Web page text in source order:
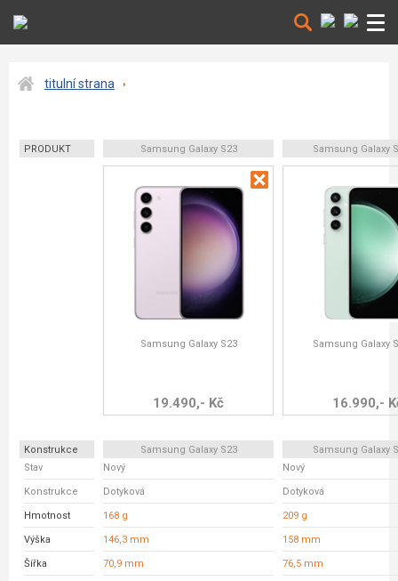
titulní strana
PRODUKT Samsung Galaxy S23 Samsung Galaxy
Samsung Galaxy S23
19.490,- Kč
Samsung Galaxy
16.990,-
Konstrukce Samsung Galaxy S23
Samsung Galaxy
Stav
Nový Nový
Konstrukce Dotyková Dotyková
Hmotnost 168 g 209 g
Výška 146,3 mm 158 mm
Šířka 70,9 mm 76,5 mm